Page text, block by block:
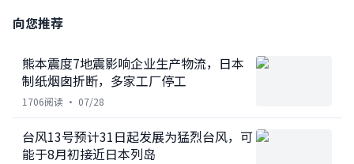
向您推荐
熊本震度7地震影响企业生产物流，日本
制纸烟囱折断，多家工厂停工
1706阅读 · 07/28
台风13号预计31日起发展为猛烈台风，可
能于8月初接近日本列岛